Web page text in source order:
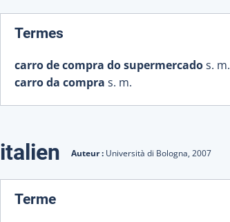
Termes
carro de compra do supermercados. m.
carro da compra s. m.
italien Auteur : Università di Bologna, 2007
Terme: